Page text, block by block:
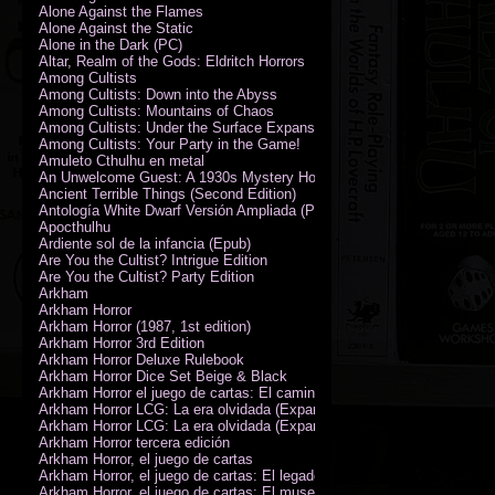
Alone Against the Flames
Alone Against the Static
Alone in the Dark (PC)
Altar, Realm of the Gods: Eldritch Horrors
Among Cultists
Among Cultists: Down into the Abyss
Among Cultists: Mountains of Chaos
Among Cultists: Under the Surface Expansion
Among Cultists: Your Party in the Game!
Amuleto Cthulhu en metal
An Unwelcome Guest: A 1930s Mystery Horror Adventure RPG
Ancient Terrible Things (Second Edition)
Antología White Dwarf Versión Ampliada (PDF)
Apocthulhu
Ardiente sol de la infancia (Epub)
Are You the Cultist? Intrigue Edition
Are You the Cultist? Party Edition
Arkham
Arkham Horror
Arkham Horror (1987, 1st edition)
Arkham Horror 3rd Edition
Arkham Horror Deluxe Rulebook
Arkham Horror Dice Set Beige & Black
Arkham Horror el juego de cartas: El camino a Carcosa - Exp.
Arkham Horror LCG: La era olvidada (Expansión de campaña)
Arkham Horror LCG: La era olvidada (Expansión de investigadores)
Arkham Horror tercera edición
Arkham Horror, el juego de cartas
Arkham Horror, el juego de cartas: El legado de Dunwich expansión